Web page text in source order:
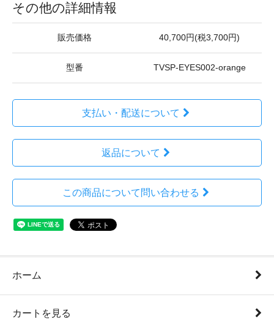
その他の詳細情報
販売価格 40,700円(税3,700円)
型番 TVSP-EYES002-orange
支払い・配送について
返品について
この商品について問い合わせる
ホーム
カートを見る